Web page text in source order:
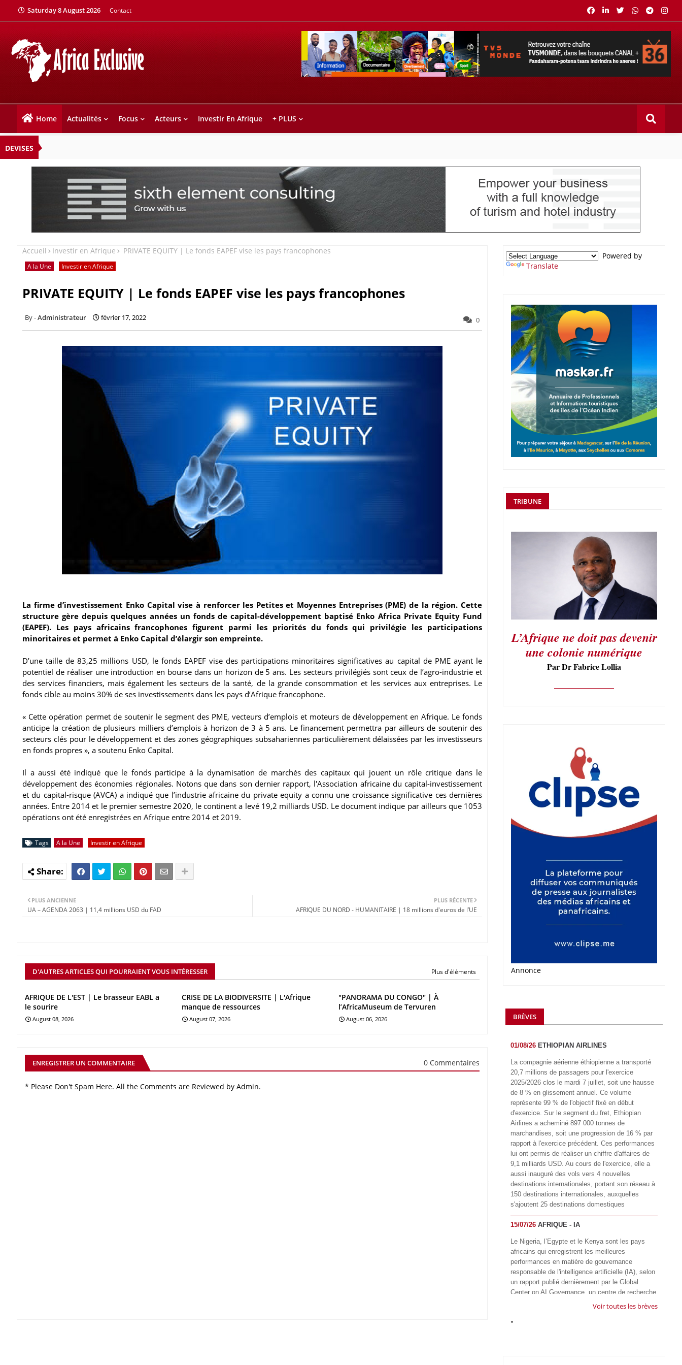
Saturday 8 August 2026 Contact
Home Actualités Focus Acteurs Investir En Afrique + PLUS
DEVISES
Accueil Investir en Afrique PRIVATE EQUITY | Le fonds EAPEF vise les pays francophones
A la Une Investir en Afrique
PRIVATE EQUITY | Le fonds EAPEF vise les pays francophones
Administrateur février 17, 2022 0
La firme d’investissement Enko Capital vise à renforcer les Petites et Moyennes Entreprises (PME) de la région. Cette
structure gère depuis quelques années un fonds de capital-développement baptisé Enko Africa Private Equity Fund
(EAPEF). Les pays africains francophones figurent parmi les priorités du fonds qui privilégie les participations
minoritaires et permet à Enko Capital d’élargir son empreinte.
D’une taille de 83,25 millions USD, le fonds EAPEF vise des participations minoritaires significatives au capital de PME ayant le
potentiel de réaliser une introduction en bourse dans un horizon de 5 ans. Les secteurs privilégiés sont ceux de l’agro-industrie et
des services financiers, mais également les secteurs de la santé, de la grande consommation et les services aux entreprises. Le
fonds cible au moins 30% de ses investissements dans les pays d’Afrique francophone.
« Cette opération permet de soutenir le segment des PME, vecteurs d’emplois et moteurs de développement en Afrique. Le fonds
anticipe la création de plusieurs milliers d’emplois à horizon de 3 à 5 ans. Le financement permettra par ailleurs de soutenir des
secteurs clés pour le développement et des zones géographiques subsahariennes particulièrement délaissées par les investisseurs
en fonds propres », a soutenu Enko Capital.
Il a aussi été indiqué que le fonds participe à la dynamisation de marchés des capitaux qui jouent un rôle critique dans le
développement des économies régionales. Notons que dans son dernier rapport, l'Association africaine du capital-investissement
et du capital-risque (AVCA) a indiqué que l’industrie africaine du private equity a connu une croissance significative ces dernières
années. Entre 2014 et le premier semestre 2020, le continent a levé 19,2 milliards USD. Le document indique par ailleurs que 1053
opérations ont été enregistrées en Afrique entre 2014 et 2019.
Tags A la Une Investir en Afrique
PLUS RÉCENTE
AFRIQUE DU NORD - HUMANITAIRE | 18 millions d'euros de l’UE
PLUS ANCIENNE
UA – AGENDA 2063 | 11,4 millions USD du FAD
D'AUTRES ARTICLES QUI POURRAIENT VOUS INTÉRESSER Plus d'éléments
AFRIQUE DE L'EST | Le brasseur EABL a
le sourire
August 08, 2026
CRISE DE LA BIODIVERSITE | L'Afrique
manque de ressources
August 07, 2026
"PANORAMA DU CONGO" | À
l’AfricaMuseum de Tervuren
August 06, 2026
ENREGISTRER UN COMMENTAIRE 0 Commentaires
* Please Don't Spam Here. All the Comments are Reviewed by Admin.
Powered by
Translate
TRIBUNE
L’Afrique ne doit pas devenir
une colonie numérique
Par Dr Fabrice Lollia
Annonce
BRÈVES
01/08/26 ETHIOPIAN AIRLINES
La compagnie aérienne éthiopienne a transporté
20,7 millions de passagers pour l'exercice
2025/2026 clos le mardi 7 juillet, soit une hausse
de 8 % en glissement annuel. Ce volume
représente 99 % de l'objectif fixé en début
d'exercice. Sur le segment du fret, Ethiopian
Airlines a acheminé 897 000 tonnes de
marchandises, soit une progression de 16 % par
rapport à l'exercice précédent. Ces performances
lui ont permis de réaliser un chiffre d'affaires de
9,1 milliards USD. Au cours de l'exercice, elle a
aussi inauguré des vols vers 4 nouvelles
destinations internationales, portant son réseau à
150 destinations internationales, auxquelles
s'ajoutent 25 destinations domestiques
15/07/26 AFRIQUE - IA
Le Nigeria, l’Egypte et le Kenya sont les pays
africains qui enregistrent les meilleures
performances en matière de gouvernance
responsable de l'intelligence artificielle (IA), selon
un rapport publié dernièrement par le Global
Center on AI Governance, un centre de recherche
basé en Afrique du Sud, qui œuvre à promouvoir
à l'échelle mondiale. Alors que l’IA transforme
Voir toutes les brèves
"